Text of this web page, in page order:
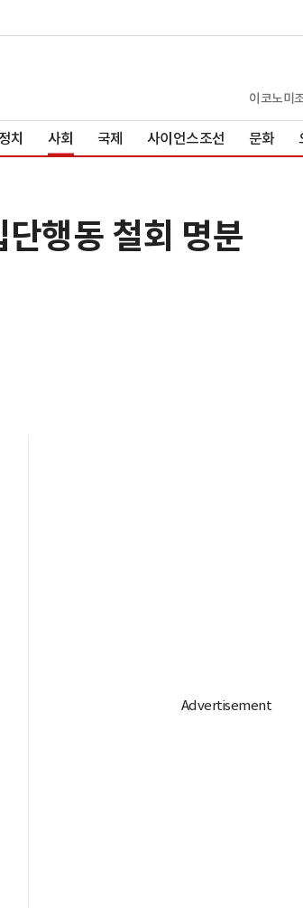
이코노미
정치 사회 국제 사이언스조선 문화
행동 철회 명분